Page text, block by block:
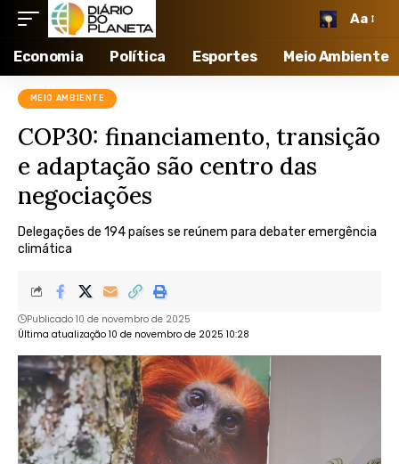
Aa
Economia Política Esportes Meio Ambiente
MEIO AMBIENTE
COP30: financiamento, transição
e adaptação são centro das
negociações
Delegações de 194 países se reúnem para debater emergência
climática
Última atualização 10 de novembro de 2025 10:28
Publicado 10 de novembro de 2025